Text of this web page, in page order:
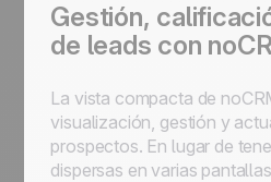
Gestión,
de leads con
La vista compacta de
visualización, gestión y
prospectos. En lugar de
dispersas en varias